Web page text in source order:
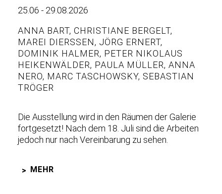
25.06 - 29.08.2026
ANNA BART, CHRISTIANE BERGELT,
MAREI DIERSSEN
, JÖRG ERNERT,
DOMINIK HALMER, PETER NIKOLAUS
HEIKENWÄLDER, PAULA MÜLLER, ANNA
NERO, MARC TASCHOWSKY, SEBASTIAN
TRÖGER
Die Ausstellung wird in den Räumen der Galerie
fortgesetzt! Nach dem 18. Juli sind die Arbeiten
jedoch nur nach Vereinbarung zu sehen.
MEHR